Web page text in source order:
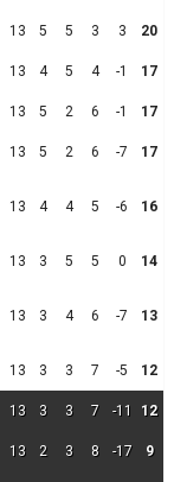
13 5 5 3 3 20
13 4 5 4 -1 17
13 5 2 6 -1 17
13 5 2 6 -7 17
13 4 4 5 -6 16
13 3 5 5 0 14
13 3 4 6 -7 13
13 3 3 7 -5 12
13 3 3 7 -11 12
13 2 3 8 -17 9